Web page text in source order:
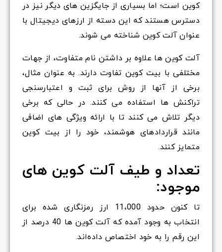
کوین است؛ اما بسیاری از جایگزین های دیگر نیز در
دسترس هستند که این دسته از ارزهای دیجیتال با
عنوان آلت کوین شناخته می شوند.
آلت کوین ها علاوه بر داشتن نام متفاوت، از جهات
مختلفی با بیت کوین تفاوت دارند. به عنوان مثال،
برخی از آنها از روش برای ثبت و اعتبارسنجی
تراکنش ها استفاده می کنند. در حالی که برخی
دیگر تلاش می کنند تا با ارائه ویژگی های اضافی
مانند قراردادهای هوشمند، خود را از بیت کوین
متمایز کنند.
تعداد و طیف آلت کوین های
موجود:
تا کنون حدود 11،000 ارز رمزنگاری شده برای
انتخاب به وجود آمده که آلت کوین ها 40 درصد از
این رقم را به خود اختصاص داده‌اند.